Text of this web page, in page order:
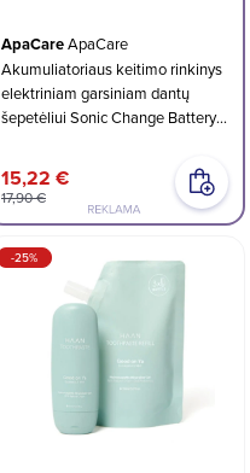
ApaCare
Akumuliatoriaus keitimo rinkinys
elektriniam garsiniam dantų
šepetėliui Sonic Change Battery
15,22 €
17,90 €
-25%